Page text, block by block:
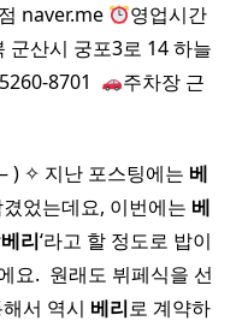
naver.me
영업시간
군산시 궁포3로 14 하늘
8701
주차장 근
) ✧ 지난 포스팅에는 베
었는데요, 이번에는 베
베리‘라고 할 정도로 밥이
요. ​ 원래도 뷔페식을 선
서 역시 베리로 계약하